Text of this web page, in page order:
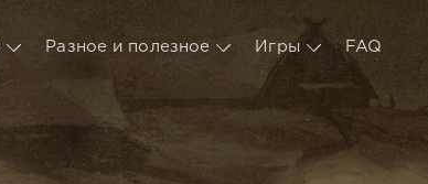
Разное и полезное Игры FAQ